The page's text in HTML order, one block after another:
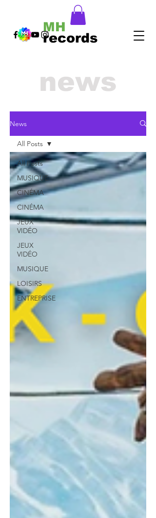
records
MH
news
News
All Posts
MUSIQUE
CINÉMA
CINÉMA
JEUX
VIDÉO
JEUX
VIDÉO
MUSIQUE
LOISIRS
ENTREPRISE
All Posts